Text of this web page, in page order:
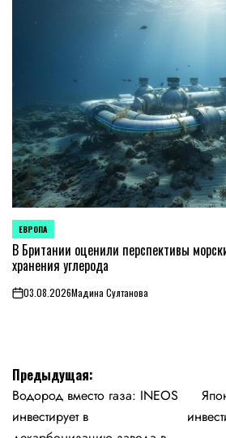
ОПУБЛИКОВАНО
В
ЕВРОПА
В Британии оценили перспективы
хранения углерода
on03.08.2026Мадина Султанова
Навигация
по
Предыдущая:
Водород вместо газа: INEOS
инвестирует в